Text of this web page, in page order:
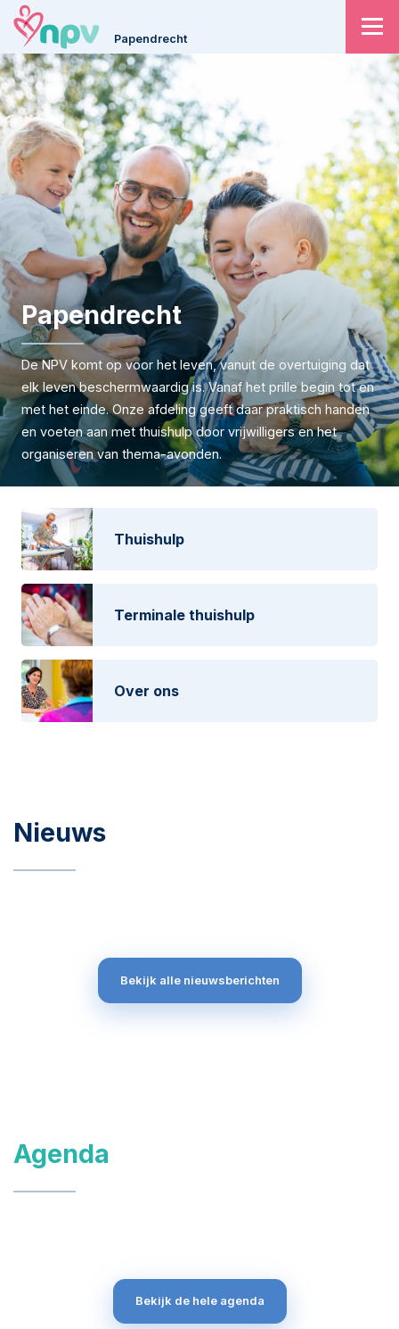
Papendrecht
Papendrecht
De NPV komt op voor het leven, vanuit de overtuiging dat
elk leven beschermwaardig is. Vanaf het prille begin tot en
met het einde. Onze afdeling geeft daar praktisch handen
en voeten aan met thuishulp door vrijwilligers en het
organiseren van thema-avonden.
Thuishulp
Terminale thuishulp
Over ons
Nieuws
Bekijk alle nieuwsberichten
Agenda
Bekijk de hele agenda